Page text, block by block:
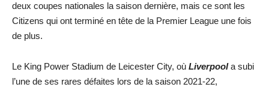
deux coupes nationales la saison dernière, mais ce sont les
Citizens qui ont terminé en tête de la Premier League une fois
de plus.
Le King Power Stadium de Leicester City, où Liverpoola subi
l’une de ses rares défaites lors de la saison 2021-22,